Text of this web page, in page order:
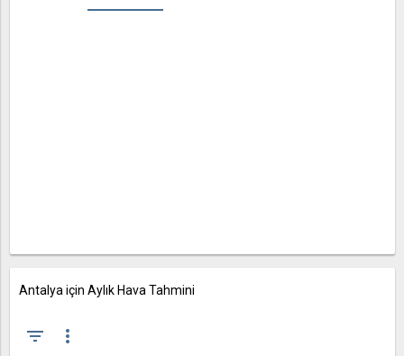
Antalya için Aylık Hava Tahmini
filter_list more_vert